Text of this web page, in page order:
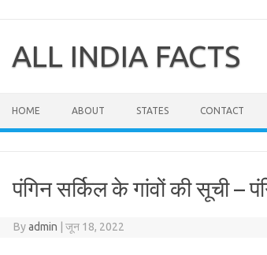
contentALL INDIA FACTS
HOME ABOUT STATES CONTACT
पंगिन सर्किल के गांवों की सूची –
Byadmin जून 18, 2022